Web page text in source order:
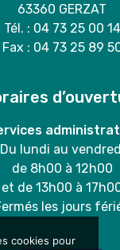
63360 GERZAT
Tél. : 04 73 25 00 14
Fax : 04 73 25 89
Du lundi au
de 8h00 à 12h00
et de 13h00 à
les jours
cookies pour